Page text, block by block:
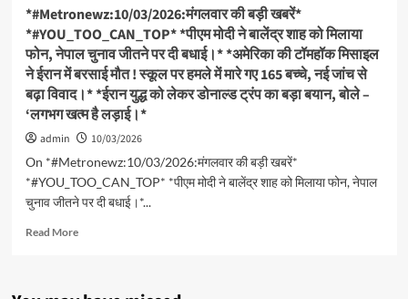
*#Metronewz:10/03/2026:मंगलवार की बड़ी खबरें*
*#YOU_TOO_CAN_TOP* *पीएम मोदी ने बालेंद्र शाह को मिलाया
फोन, नेपाल चुनाव जीतने पर दी बधाई‌।* *अमेरिका की टॉमहॉक मिसाइल
ने ईरान में बरसाई मौत ! स्कूल पर हमले में मारे गए 165 बच्चे, नई जांच से
बढ़ा विवाद।* *ईरान युद्ध को लेकर डोनाल्ड ट्रंप का बड़ा बयान, बोले –
‘लगभग खत्म है लड़ाई।*
admin
10/03/2026
On *#Metronewz:10/03/2026:मंगलवार की बड़ी खबरें*
*#YOU_TOO_CAN_TOP* *पीएम मोदी ने बालेंद्र शाह को मिलाया फोन, नेपाल
चुनाव जीतने पर दी बधाई‌।*...
Read MoreRead